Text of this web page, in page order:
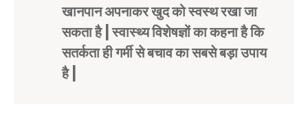
खानपान अपनाकर खुद को स्वस्थ रखा जा
सकता है | स्वास्थ्य विशेषज्ञों का कहना है कि
सतर्कता ही गर्मी से बचाव का सबसे बड़ा उपाय
है |